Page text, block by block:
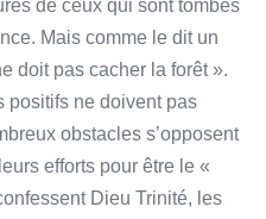
de ceux qui sont tombés
Mais comme le dit un
doit pas cacher la forêt ».
ne doivent pas
obstacles s’opposent
efforts pour être le «
Dieu Trinité, les